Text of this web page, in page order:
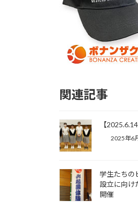
関連記事
【
2025年6
学生たちの
設立に向け
開催